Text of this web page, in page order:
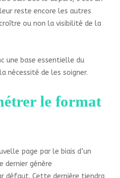
reste encore les autres
ou non la visibilité de la
une base essentielle du
nécessité de les soigner.
le format
page par le biais d’un
dernier génère
défaut. Cette dernière tiendra